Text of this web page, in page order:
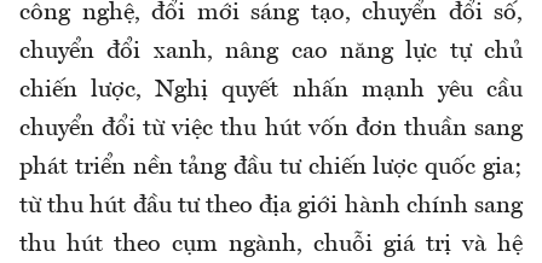
công nghệ, đổi mới sáng tạo, chuyển đổi số,
chuyển đổi xanh, nâng cao năng lực tự chủ
chiến lược, Nghị quyết nhấn mạnh yêu cầu
chuyển đổi từ việc thu hút vốn đơn thuần sang
phát triển nền tảng đầu tư chiến lược quốc gia;
từ thu hút đầu tư theo địa giới hành chính sang
thu hút theo cụm ngành, chuỗi giá trị và hệ